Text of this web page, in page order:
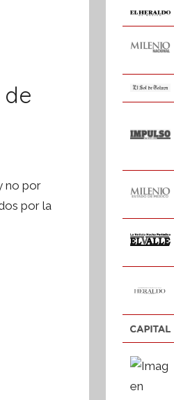
no por
por la